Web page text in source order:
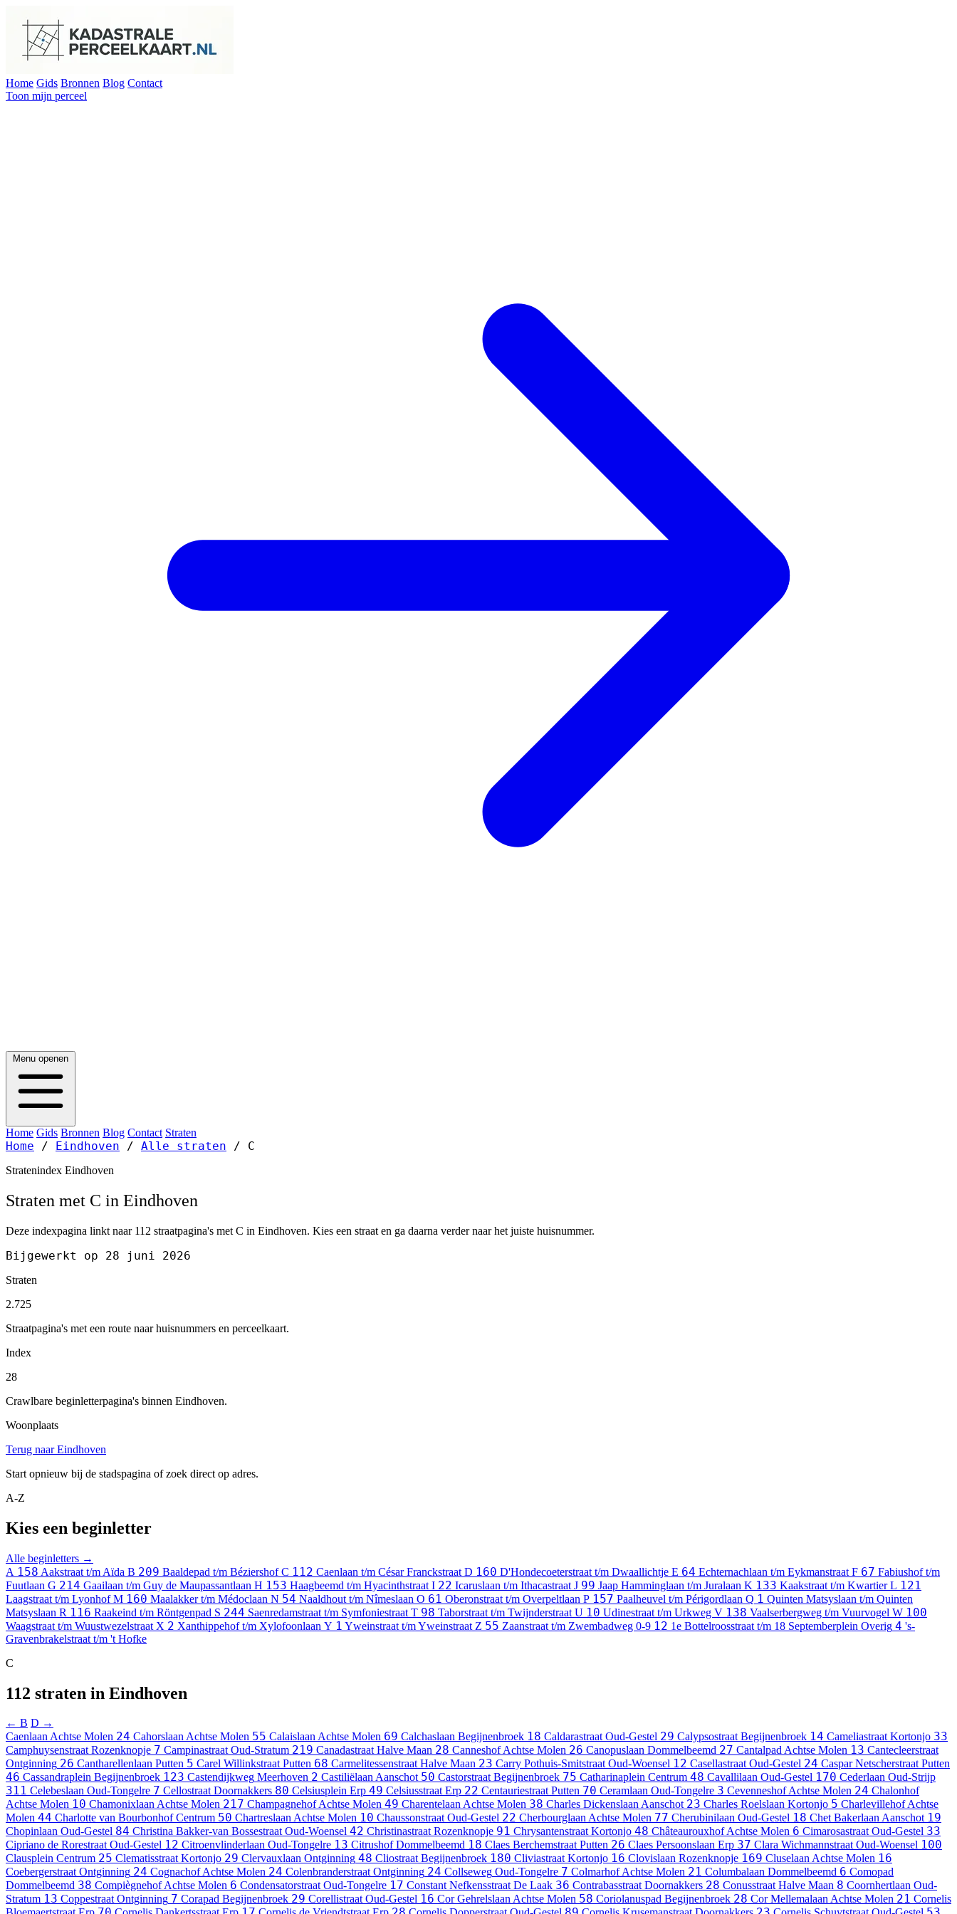
Home Gids Bronnen Blog Contact
Toon mijn perceel
Menu openen
Home Gids Bronnen Blog Contact Straten
Home / Eindhoven / Alle straten / C
Stratenindex Eindhoven
Straten met C in Eindhoven
Deze indexpagina linkt naar 112 straatpagina's met C in Eindhoven. Kies een straat en ga daarna verder naar het juiste huisnummer.
Bijgewerkt op 28 juni 2026
Straten
2.725
Straatpagina's met een route naar huisnummers en perceelkaart.
Index
28
Crawlbare beginletterpagina's binnen Eindhoven.
Woonplaats
Terug naar Eindhoven
Start opnieuw bij de stadspagina of zoek direct op adres.
A-Z
Kies een beginletter
Alle beginletters →
A 158 Aakstraat t/m Aïda B 209 Baaldepad t/m BéziershofC 112 Caenlaan t/m César Franckstraat D 160 D'Hondecoeterstraat t/m Dwaallichtje E 64 Echternachlaan t/m Eykmanstraat F 67 Fabiushof t/m
Fuutlaan G 214 Gaailaan t/m Guy de Maupassantlaan H 153 Haagbeemd t/m Hyacinthstraat I 22 Icaruslaan t/m Ithacastraat J 99 Jaap Hamminglaan t/m Juralaan K 133 Kaakstraat t/m KwartierL 121
Laagstraat t/m LyonhofM 160 Maalakker t/m Médoclaan N 54 Naaldhout t/m Nîmeslaan O 61 Oberonstraat t/m Overpeltlaan P 157 Paalheuvel t/m Périgordlaan Q 1 Quinten Matsyslaan t/m Quinten
Matsyslaan R 116 Raakeind t/m Röntgenpad S 244 Saenredamstraat t/m Symfoniestraat T 98 Taborstraat t/m Twijnderstraat U 10 Udinestraat t/m Urkweg V 138 Vaalserbergweg t/m Vuurvogel W 100
Waagstraat t/m Wuustwezelstraat X 2 Xanthippehof t/m Xylofoonlaan Y 1 Yweinstraat t/m Yweinstraat Z 55 Zaanstraat t/m Zwembadweg 0-9 12 1e Bottelroosstraat t/m 18 Septemberplein Overig 4 's-
Gravenbrakelstraat t/m 't Hofke
C
112 straten in Eindhoven
← B D →
CaenlaanAchtse Molen 24 CahorslaanAchtse Molen 55 CalaislaanAchtse Molen 69 Calchaslaan Begijnenbroek 18 Caldarastraat Oud-Gestel 29 Calypsostraat Begijnenbroek 14 Cameliastraat Kortonjo 33
Camphuysenstraat Rozenknopje 7 Campinastraat Oud-Stratum 219 Canadastraat Halve Maan 28 CanneshofAchtse Molen 26 Canopuslaan Dommelbeemd 27 CantalpadAchtse Molen 13 Cantecleerstraat
Ontginning 26 Cantharellenlaan Putten 5 Carel Willinkstraat Putten 68 Carmelitessenstraat Halve Maan 23 Carry Pothuis-Smitstraat Oud-Woensel 12 Casellastraat Oud-Gestel 24 Caspar Netscherstraat Putten
46 Cassandraplein Begijnenbroek 123 Castendijkweg Meerhoven 2 CastiliëlaanAanschot 50 Castorstraat Begijnenbroek 75 Catharinaplein Centrum 48 Cavallilaan Oud-Gestel 170 Cederlaan Oud-Strijp
311 Celebeslaan Oud-Tongelre 7 Cellostraat Doornakkers 80 Celsiusplein Erp 49 Celsiusstraat Erp 22 Centauriestraat Putten 70 Ceramlaan Oud-Tongelre 3 CevenneshofAchtse Molen 24 Chalonhof
Achtse Molen 10 ChamonixlaanAchtse Molen 217 ChampagnehofAchtse Molen 49 CharentelaanAchtse Molen 38 Charles DickenslaanAanschot 23 Charles Roelslaan Kortonjo 5 CharlevillehofAchtse
Molen 44 Charlotte van Bourbonhof Centrum 50 ChartreslaanAchtse Molen 10 Chaussonstraat Oud-Gestel 22 CherbourglaanAchtse Molen 77 Cherubinilaan Oud-Gestel 18 Chet BakerlaanAanschot 19
Chopinlaan Oud-Gestel 84 Christina Bakker-van Bossestraat Oud-Woensel 42 Christinastraat Rozenknopje 91 Chrysantenstraat Kortonjo 48 ChâteaurouxhofAchtse Molen 6 Cimarosastraat Oud-Gestel 33
Cipriano de Rorestraat Oud-Gestel 12 Citroenvlinderlaan Oud-Tongelre 13 Citrushof Dommelbeemd 18 Claes Berchemstraat Putten 26 Claes Persoonslaan Erp 37 Clara Wichmannstraat Oud-Woensel 100
Clausplein Centrum 25 Clematisstraat Kortonjo 29 Clervauxlaan Ontginning 48 Cliostraat Begijnenbroek 180 Cliviastraat Kortonjo 16 Clovislaan Rozenknopje 169 CluselaanAchtse Molen 16
Coebergerstraat Ontginning 24 CognachofAchtse Molen 24 Colenbranderstraat Ontginning 24 Collseweg Oud-Tongelre 7 ColmarhofAchtse Molen 21 Columbalaan Dommelbeemd 6 Comopad
Dommelbeemd 38 CompiègnehofAchtse Molen 6 Condensatorstraat Oud-Tongelre 17 Constant Nefkensstraat De Laak 36 Contrabasstraat Doornakkers 28 Conusstraat Halve Maan 8 Coornhertlaan Oud-
Stratum 13 Coppestraat Ontginning 7 Corapad Begijnenbroek 29 Corellistraat Oud-Gestel 16 Cor GehrelslaanAchtse Molen 58 Coriolanuspad Begijnenbroek 28 Cor MellemalaanAchtse Molen 21 Cornelis